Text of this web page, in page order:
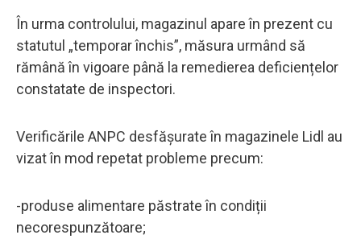
În urma controlului, magazinul apare în prezent cu
statutul „temporar închis”, măsura urmând să
rămână în vigoare până la remedierea deficiențelor
constatate de inspectori.
Verificările ANPC desfășurate în magazinele Lidl au
vizat în mod repetat probleme precum:
-produse alimentare păstrate în condiții
necorespunzătoare;